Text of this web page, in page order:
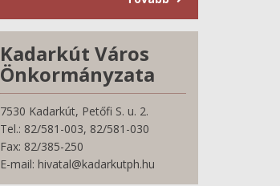
Kadarkút Város
Önkormányzata
7530 Kadarkút, Petőfi S. u. 2.
Tel.: 82/581-003, 82/581-030
Fax: 82/385-250
E-mail: hivatal@kadarkutph.hu